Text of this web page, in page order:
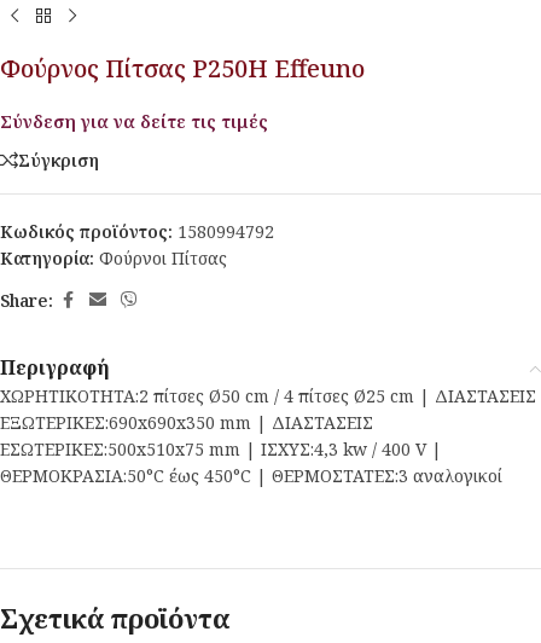
Φούρνος Πίτσας P250H Effeuno
Σύνδεση για να δείτε τις τιμές
Σύγκριση
Κωδικός προϊόντος: 1580994792
Κατηγορία: Φούρνοι Πίτσας
Share:
Περιγραφή
ΧΩΡΗΤΙΚΟΤΗΤΑ:2 πίτσες Ø50 cm / 4 πίτσες Ø25 cm | ΔΙΑΣΤΑΣΕΙΣ
ΕΞΩΤΕΡΙΚΕΣ:690x690x350 mm | ΔΙΑΣΤΑΣΕΙΣ
ΕΣΩΤΕΡΙΚΕΣ:500x510x75 mm | ΙΣΧΥΣ:4,3 kw / 400 V |
ΘΕΡΜΟΚΡΑΣΙΑ:50°C έως 450°C | ΘΕΡΜΟΣΤΑΤΕΣ:3 αναλογικοί
Σχετικά προϊόντα